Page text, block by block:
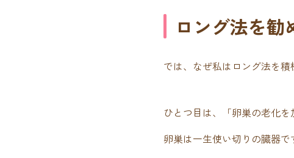
ロング法を
では、なぜ私はロング法を
ひとつ目は、「卵巣の老化
卵巣は一生使い切りの臓器で